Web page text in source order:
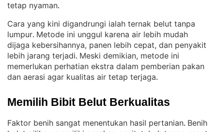
tetap nyaman.
Cara yang kini digandrungi ialah ternak belut tanpa
lumpur. Metode ini unggul karena air lebih mudah
dijaga kebersihannya, panen lebih cepat, dan penyakit
lebih jarang terjadi. Meski demikian, metode ini
memerlukan perhatian ekstra dalam pemberian pakan
dan aerasi agar kualitas air tetap terjaga.
Memilih Bibit Belut Berkualitas
Faktor benih sangat menentukan hasil pertanian. Benih